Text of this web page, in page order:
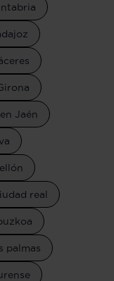
Jaén
real
palmas